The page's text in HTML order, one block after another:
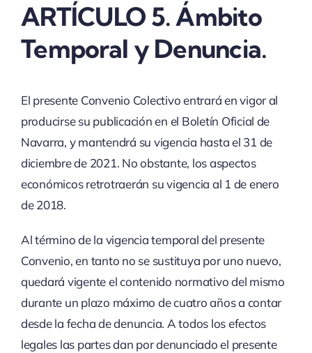
ARTÍCULO 5. Ámbito
Temporal y Denuncia.
El presente Convenio Colectivo entrará en vigor al
producirse su publicación en el Boletín Oficial de
Navarra, y mantendrá su vigencia hasta el 31 de
diciembre de 2021. No obstante, los aspectos
económicos retrotraerán su vigencia al 1 de enero
de 2018.
Al término de la vigencia temporal del presente
Convenio, en tanto no se sustituya por uno nuevo,
quedará vigente el contenido normativo del mismo
durante un plazo máximo de cuatro años a contar
desde la fecha de denuncia. A todos los efectos
legales las partes dan por denunciado el presente